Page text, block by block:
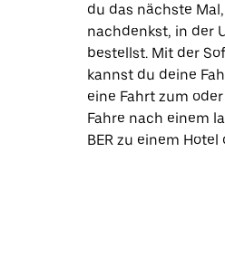
du das nächste
nachdenkst, in der
bestellst. Mit der
kannst du deine
eine Fahrt zum
Fahre nach einem
BER zu einem